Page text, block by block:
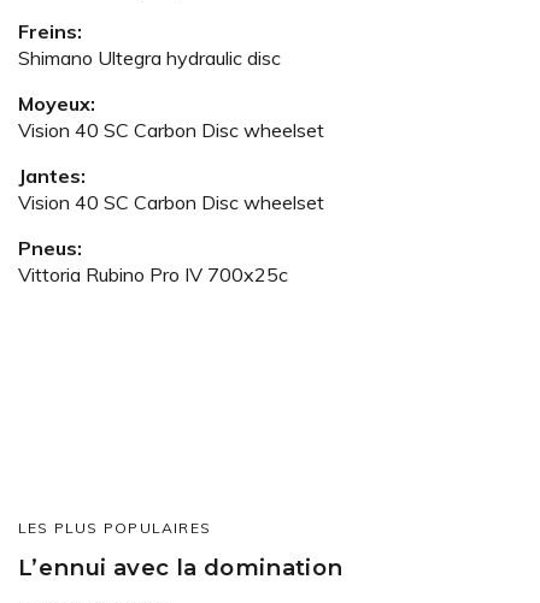
Freins:
Shimano Ultegra hydraulic disc
Moyeux:
Vision 40 SC Carbon Disc wheelset
Jantes:
Vision 40 SC Carbon Disc wheelset
Pneus:
Vittoria Rubino Pro IV 700x25c
LES PLUS POPULAIRES
L’ennui avec la domination